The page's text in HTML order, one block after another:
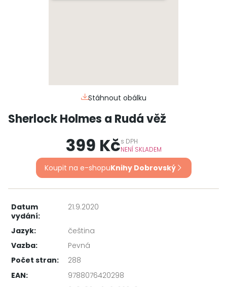
Stáhnout obálku
Sherlock Holmes a Rudá věž
399 Kčs DPH
NENÍ SKLADEM
Koupit na e-shopuKnihy Dobrovský
Datum
vydání:
21.9.2020
Jazyk:
čeština
Vazba:
Pevná
Počet stran:
288
EAN:
9788076420298